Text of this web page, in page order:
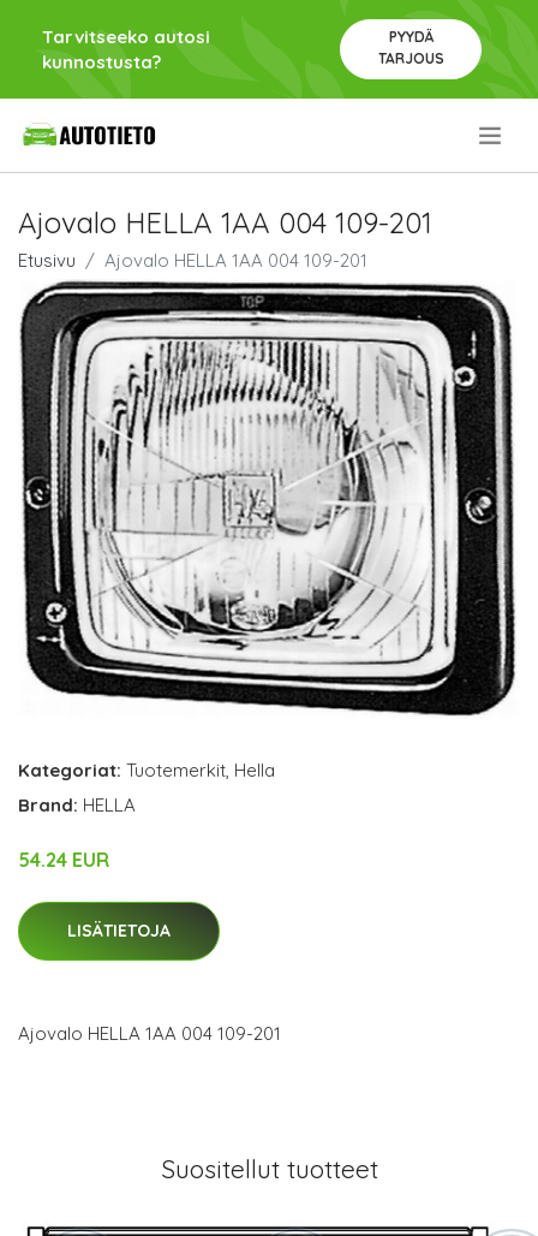
Tarvitseeko autosi
kunnostusta?
PYYDÄ
TARJOUS
Ajovalo HELLA 1AA 004 109-201
Etusivu Ajovalo HELLA 1AA 004 109-201
Kategoriat: Tuotemerkit Hella
Brand: HELLA
54.24 EUR
LISÄTIETOJA
Ajovalo HELLA 1AA 004 109-201
Suositellut tuotteet